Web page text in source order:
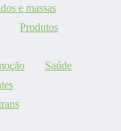
e massas
Produtos
Saúde